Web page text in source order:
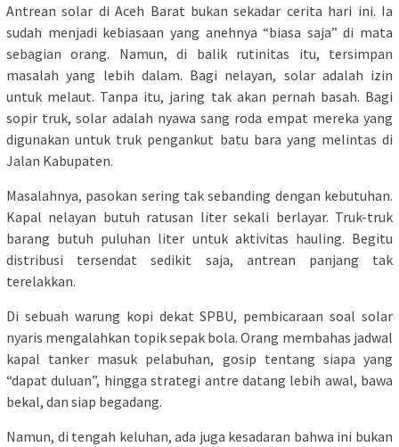
Antrean solar di Aceh Barat bukan sekadar cerita hari ini. Ia
sudah menjadi kebiasaan yang anehnya “biasa saja” di mata
sebagian orang. Namun, di balik rutinitas itu, tersimpan
masalah yang lebih dalam. Bagi nelayan, solar adalah izin
untuk melaut. Tanpa itu, jaring tak akan pernah basah. Bagi
sopir truk, solar adalah nyawa sang roda empat mereka yang
digunakan untuk truk pengankut batu bara yang melintas di
Jalan Kabupaten.
Masalahnya, pasokan sering tak sebanding dengan kebutuhan.
Kapal nelayan butuh ratusan liter sekali berlayar. Truk-truk
barang butuh puluhan liter untuk aktivitas hauling. Begitu
distribusi tersendat sedikit saja, antrean panjang tak
terelakkan.
Di sebuah warung kopi dekat SPBU, pembicaraan soal solar
nyaris mengalahkan topik sepak bola. Orang membahas jadwal
kapal tanker masuk pelabuhan, gosip tentang siapa yang
“dapat duluan”, hingga strategi antre datang lebih awal, bawa
bekal, dan siap begadang.
Namun, di tengah keluhan, ada juga kesadaran bahwa ini bukan